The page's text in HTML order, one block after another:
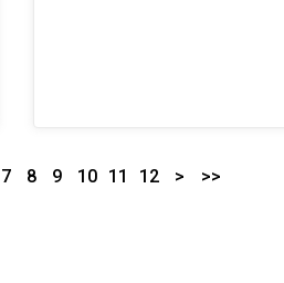
7 8 9 10 11 12 > >>